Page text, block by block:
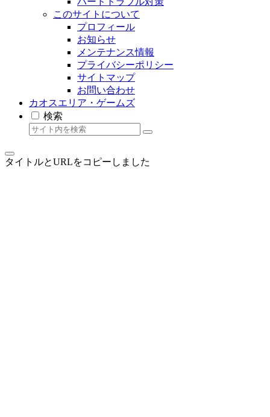
このサイトについて
プロフィール
お知らせ
メンテナンス情報
プライバシーポリシー
サイトマップ
お問い合わせ
カオスエリア・ゲームズ
検索
タイトルとURLをコピーしました